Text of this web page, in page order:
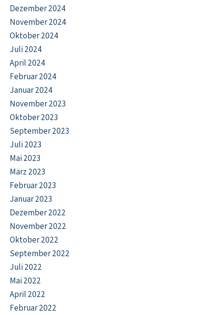
Dezember 2024
November 2024
Oktober 2024
Juli 2024
April 2024
Februar 2024
Januar 2024
November 2023
Oktober 2023
September 2023
Juli 2023
Mai 2023
März 2023
Februar 2023
Januar 2023
Dezember 2022
November 2022
Oktober 2022
September 2022
Juli 2022
Mai 2022
April 2022
Februar 2022